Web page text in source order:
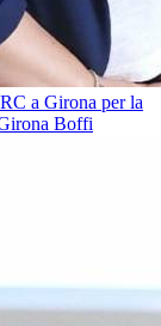
a Girona per la
Boffi